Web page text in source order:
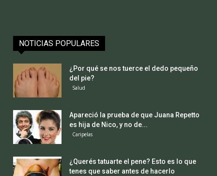
NOTICIAS POPULARES
¿Por qué se nos tuerce el dedo pequeño
del pie?
Salud
Apareció la prueba de que Juana Repetto
es hija de Nico, y no de...
Caripelas
¿Querés tatuarte el pene? Esto es lo que
tenes que saber antes de hacerlo